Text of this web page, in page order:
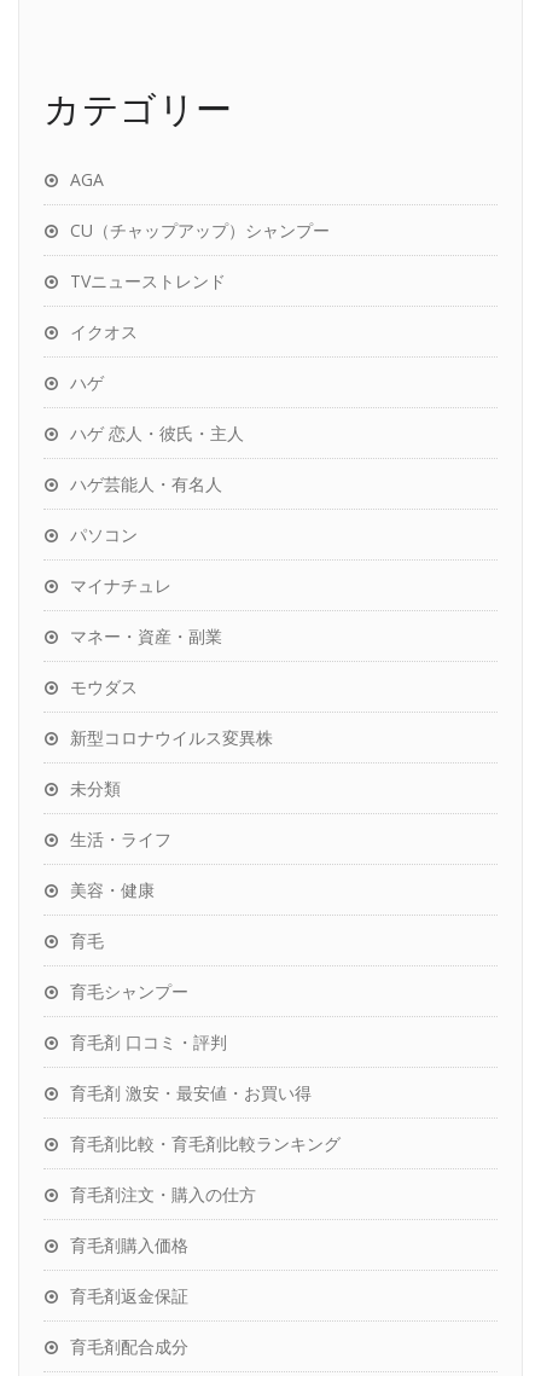
カテゴリー
AGA
CU（チャップアップ）シャンプー
TVニューストレンド
イクオス
ハゲ
ハゲ 恋人・彼氏・主人
ハゲ芸能人・有名人
パソコン
マイナチュレ
マネー・資産・副業
モウダス
新型コロナウイルス変異株
未分類
生活・ライフ
美容・健康
育毛
育毛シャンプー
育毛剤 口コミ・評判
育毛剤 激安・最安値・お買い得
育毛剤比較・育毛剤比較ランキング
育毛剤注文・購入の仕方
育毛剤購入価格
育毛剤返金保証
育毛剤配合成分